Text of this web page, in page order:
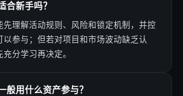
合新手吗？
先理解活动规则、风险和锁定机制，并控
以参与；但若对项目和市场波动缺乏认
分学习再决定。
般用什么资产参与？